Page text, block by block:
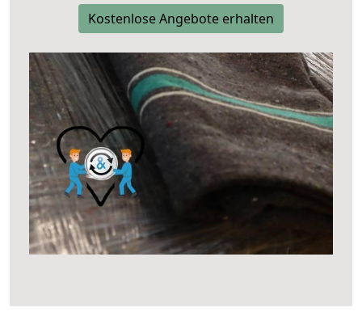
Kostenlose Angebote erhalten